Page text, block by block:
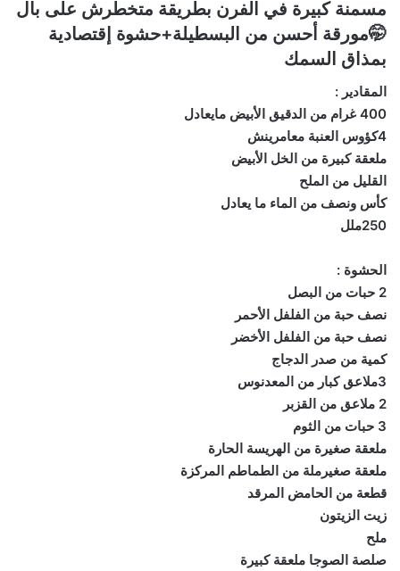
مسمنة كبيرة في الفرن بطريقة متخطرش على بال
🤭مورقة أحسن من البسطيلة+حشوة إقتصادية
بمذاق السمك
المقادير :
400 غرام من الدقيق الأبيض مايعادل
4كؤوس العنبة معامرينش
ملعقة كبيرة من الخل الأبيض
القليل من الملح
كأس ونصف من الماء ما يعادل
250ملل
الحشوة :
2 حبات من البصل
نصف حبة من الفلفل الأحمر
نصف حبة من الفلفل الأخضر
كمية من صدر الدجاج
3ملاعق كبار من المعدنوس
2 ملاعق من القزبر
3 حبات من الثوم
ملعقة صغيرة من الهريسة الحارة
ملعقة صغيرملة من الطماطم المركزة
قطعة من الحامض المرقد
زيت الزيتون
ملح
صلصة الصوجا ملعقة كبيرة